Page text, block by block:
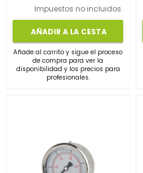
Impuestos no incluidos.
AÑADIR A LA CESTA
Añade al carrito y sigue el proceso
de compra para ver la
disponibilidad y los precios para
profesionales.